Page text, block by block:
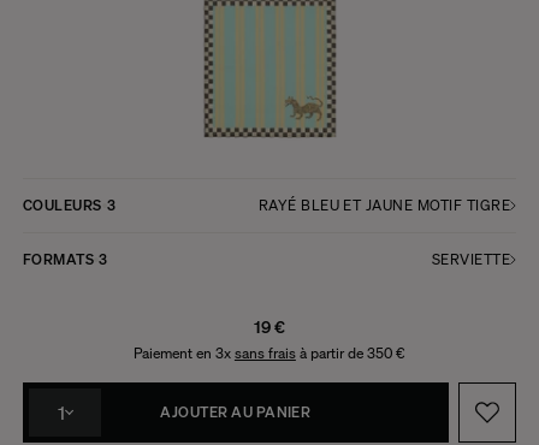
COULEURS 3 RAYÉ BLEU ET JAUNE MOTIF TIGRE
FORMATS 3 SERVIETTE
19 €
Paiement en 3x sans fraisà partir de 350 €
1 AJOUTER AU PANIER